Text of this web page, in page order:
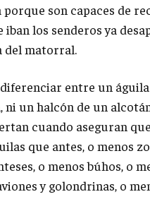
porque son capaces de
iban los senderos ya
del matorral.
entre un
ni un halcón de un
cuando aseguran
que antes, o menos
o menos búhos, o
y golondrinas, o